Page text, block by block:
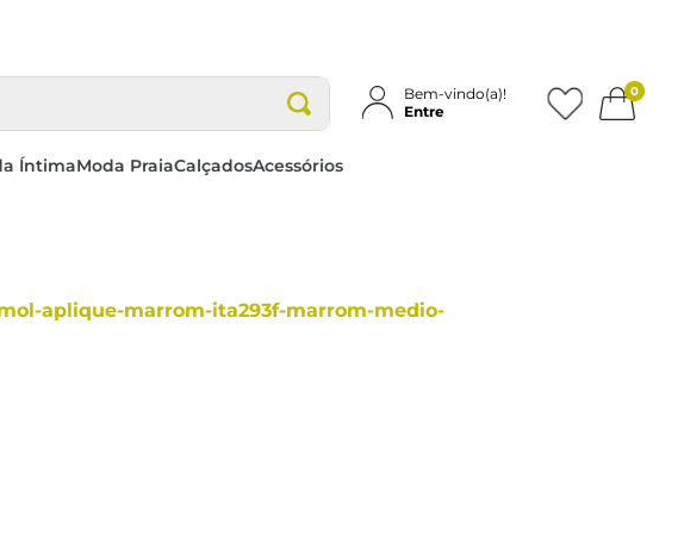
Bem-vindo(a)!
Entre
0
ÍntimaModa PraiaCalçadosAcessórios
aplique-marrom-ita293f-marrom-medio-